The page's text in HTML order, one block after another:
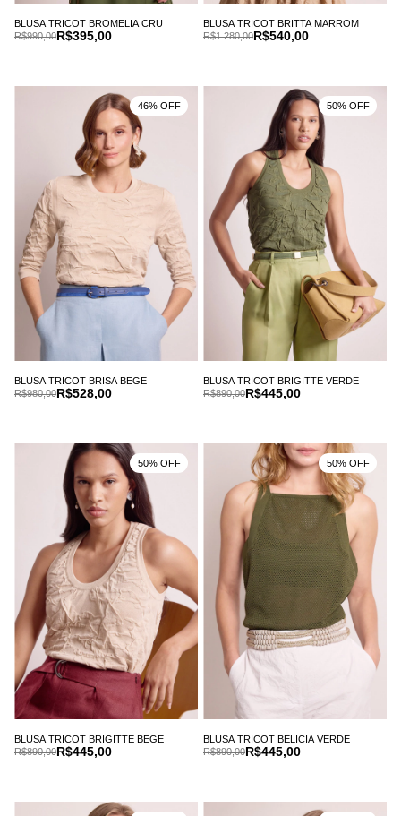
BLUSA TRICOT BROMELIA CRU
R$395,00
R$990,00
BLUSA TRICOT BRITTA MARROM
R$540,00
R$1.280,00
BLUSA TRICOT BRISA BEGE
R$528,00
R$980,00
46% OFF
BLUSA TRICOT BRIGITTE VERDE
R$445,00
R$890,00
50% OFF
BLUSA TRICOT BRIGITTE BEGE
R$445,00
R$890,00
50% OFF
BLUSA TRICOT BELÍCIA VERDE
R$445,00
R$890,00
50% OFF